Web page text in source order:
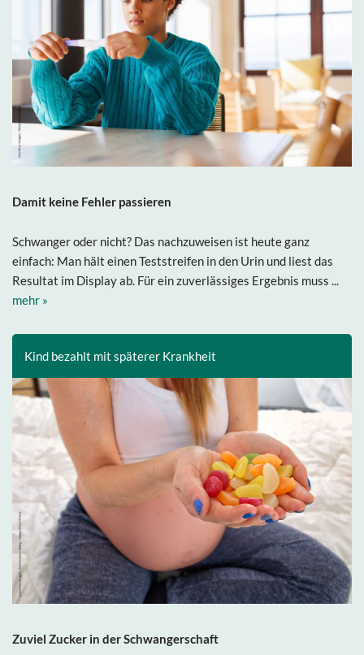
Damit keine Fehler passieren
Schwanger oder nicht? Das nachzuweisen ist heute ganz
einfach: Man hält einen Teststreifen in den Urin und liest das
Resultat im Display ab. Für ein zuverlässiges Ergebnis muss ...
mehr »
Kind bezahlt mit späterer Krankheit
Zuviel Zucker in der Schwangerschaft